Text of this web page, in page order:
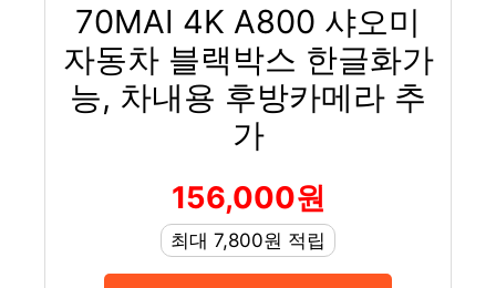
70MAI 4K A800 샤오미
자동차 블랙박스 한글화가
능, 차내용 후방카메라 추
가
156,000원
최대 7,800원 적립